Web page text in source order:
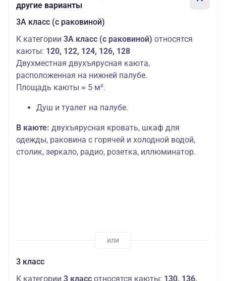
другие варианты
3А класс (с раковиной)
К категории 3А класс (с раковиной) относятся
каюты: 120, 122, 124, 126, 128
Двухместная двухъярусная каюта,
расположенная на нижней палубе.
Площадь каюты ≈ 5 м².
Душ и туалет на палубе.
В каюте: двухъярусная кровать, шкаф для
одежды, раковина с горячей и холодной водой,
столик, зеркало, радио, розетка, иллюминатор.
3 класс
К категории 3 класс относятся каюты: 130, 136,